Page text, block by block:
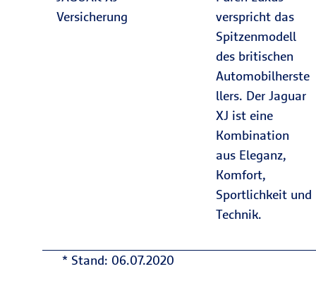
Versicherung
verspricht das
Spitzenmodell
des britischen
Automobilherste
llers. Der Jaguar
XJ ist eine
Kombination
aus Eleganz,
Komfort,
Sportlichkeit und
Technik.
* Stand: 06.07.2020